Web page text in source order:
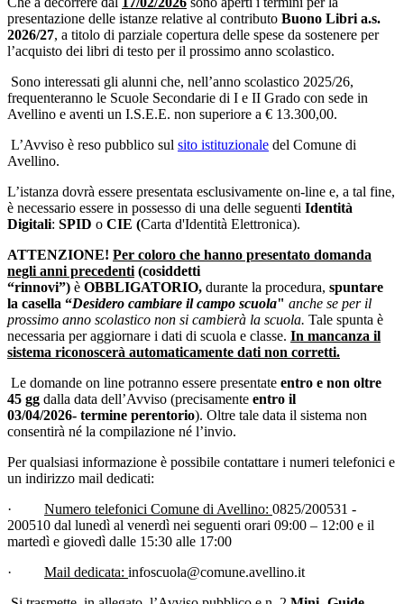
presentazione delle istanze relative al contributo Buono Libri a.s.
2026/27, a titolo di parziale copertura delle spese da sostenere per
l’acquisto dei libri di testo per il prossimo anno scolastico.
Sono interessati gli alunni che, nell’anno scolastico 2025/26,
frequenteranno le Scuole Secondarie di I e II Grado con sede in
Avellino e aventi un I.S.E.E. non superiore a € 13.300,00.
L’Avviso è reso pubblico sul sito istituzionale del Comune di
Avellino.
L’istanza dovrà essere presentata esclusivamente on-line e, a tal fine,
è necessario essere in possesso di una delle seguenti Identità
Digitali: SPID o CIE (Carta d'Identità Elettronica).
ATTENZIONE! Per coloro che hanno presentato domanda
negli anni precedenti (cosiddetti
“rinnovi”) è OBBLIGATORIO, durante la procedura, spuntare
la casella “Desidero cambiare il campo scuola" anche se per il
prossimo anno scolastico non si cambierà la scuola. Tale spunta è
necessaria per aggiornare i dati di scuola e classe. In mancanza il
sistema riconoscerà automaticamente dati non corretti.
Le domande on line potranno essere presentate entro e non oltre
45 gg dalla data dell’Avviso (precisamente entro il
03/04/2026- termine perentorio). Oltre tale data il sistema non
consentirà né la compilazione né l’invio.
Per qualsiasi informazione è possibile contattare i numeri telefonici e
un indirizzo mail dedicati:
· Numero telefonici Comune di Avellino: 0825/200531 -
200510 dal lunedì al venerdì nei seguenti orari 09:00 – 12:00 e il
martedì e giovedì dalle 15:30 alle 17:00
· Mail dedicata: infoscuola@comune.avellino.it